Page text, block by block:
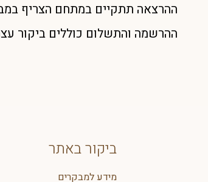
ההרצאה תתקיים במתחם הצריף
ההרשמה והתשלום כוללים ביקור
ביקור באתר
מידע למבקרים